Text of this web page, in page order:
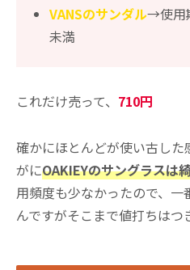
VANSのサンダル→使用
未満
これだけ売って、 710円
確かにほとんどが使い古し
がにOAKIEYのサングラスは
用頻度も少なかったので、
んですがそこまで値打ちはつ